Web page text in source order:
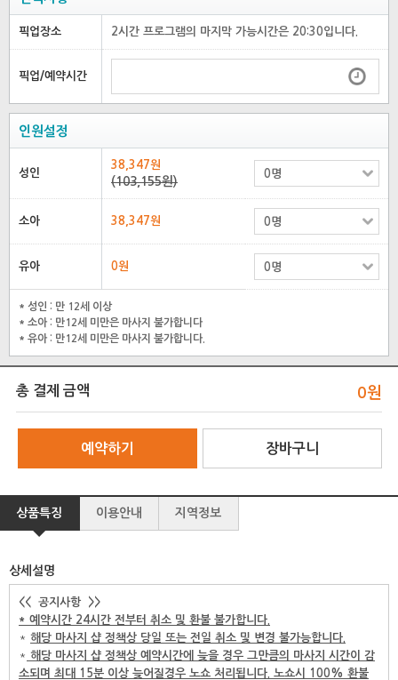
픽업장소 2시간 프로그램의 마지막 가능시간은 20:30입니다.
픽업/예약시간
인원설정
성인
38,347원
(103,155원)
소아 38,347원
유아 0원
* 성인 : 만 12세 이상
* 소아 : 만12세 미만은 마사지 불가합니다
* 유아 : 만12세 미만은 마사지 불가합니다.
총 결제 금액 0원
예약하기 장바구니
상품특징 이용안내 지역정보
상세설명
<< 공지사항 >>
* 예약시간 24시간 전부터 취소 및 환불 불가합니다.
* 해당 마사지 샵 정책상 당일 또는 전일 취소 및 변경 불가능합니다.
* 해당 마사지 샵 정책상 예약시간에 늦을 경우 그만큼의 마사지 시간이 감
소되며 최대 15분 이상 늦어질경우 노쇼 처리됩니다. 노쇼시 100% 환불